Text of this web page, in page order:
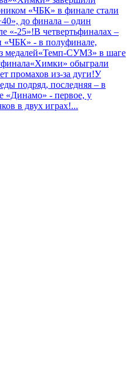
«ЧБК» в финале стали
до финала – один
«-25»!В четвертьфиналах –
- в полуфинале,
медалей«Темп-СУМЗ» в шаге
«Химки» обыграли
промахов из-за дуги!У
подряд, последняя – в
«Динамо» - первое, у
в двух играх!...